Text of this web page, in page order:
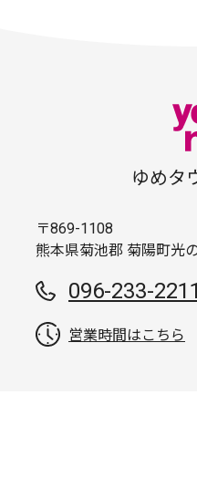
ゆめタ
〒869-1108
熊本県菊池郡 菊陽町光
096-233-2211
営業時間はこちら